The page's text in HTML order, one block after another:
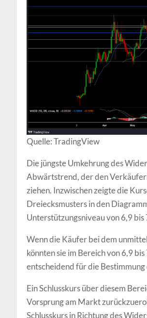
Quelle: TradingView
Die jüngste Umkehrung des
Abwärtstrend, der den
ziehen. Inzwischen zeigte die
Dreiecksmusters in den
Unterstützungsniveau von 6,9 bis
Wenn die Käufer bei dem
könnten sie im Bereich von 6,9
entscheidend für die
Ein Schlusskurs über diesem
Vorsprung am Markt
Schlusskurs in Richtung des